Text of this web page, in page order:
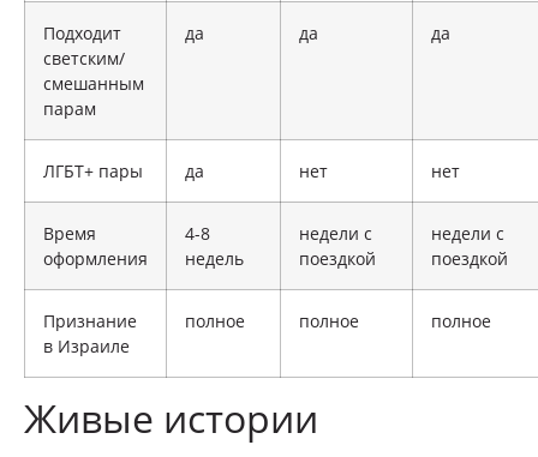
Подходит
светским/
смешанным
парам
да да да
ЛГБТ+ пары да нет нет
Время
оформления
4-8
недель
недели с
поездкой
недели с
поездкой
Признание
в Израиле
полное полное полное
Живые истории